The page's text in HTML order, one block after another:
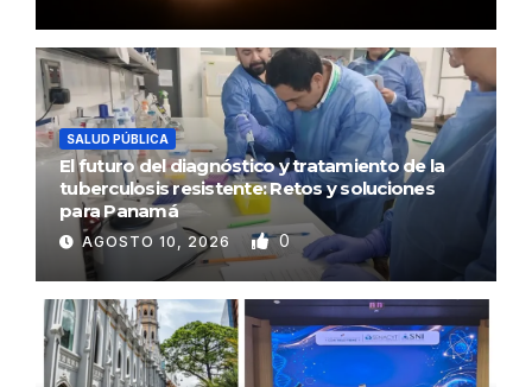
SALUD PÚBLICA
El futuro del diagnóstico y tratamiento de la
tuberculosis resistente: Retos y soluciones
para Panamá
AGOSTO 10, 2026 0